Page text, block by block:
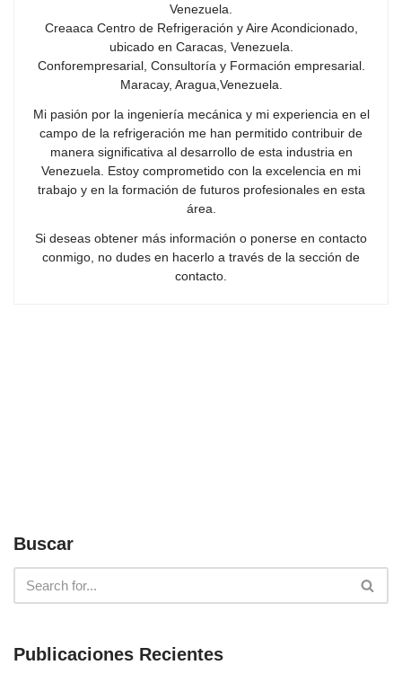
Venezuela.
Creaaca Centro de Refrigeración y Aire Acondicionado,
ubicado en Caracas, Venezuela.
Conforempresarial, Consultoría y Formación empresarial.
Maracay, Aragua,Venezuela.
Mi pasión por la ingeniería mecánica y mi experiencia en el
campo de la refrigeración me han permitido contribuir de
manera significativa al desarrollo de esta industria en
Venezuela. Estoy comprometido con la excelencia en mi
trabajo y en la formación de futuros profesionales en esta
área.
Si deseas obtener más información o ponerse en contacto
conmigo, no dudes en hacerlo a través de la sección de
contacto.
Buscar
Publicaciones Recientes